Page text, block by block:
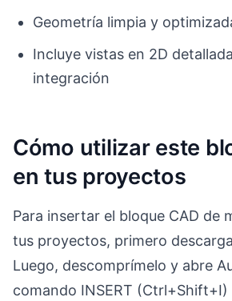
Geometría limpia y
Incluye vistas en 2D
integración
Cómo utilizar este
en tus proyectos
Para insertar el bloque CAD de
tus proyectos, primero
Luego, descomprímelo y abre
comando INSERT (Ctrl+Shift+I)